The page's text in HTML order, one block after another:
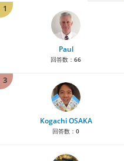
1
Paul
回答数： 66
3
Kogachi OSAKA
回答数： 0